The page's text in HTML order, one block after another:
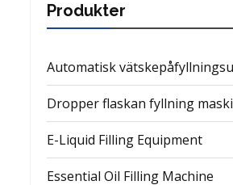
Produkter
Automatisk
Dropper flaskan fyllning
E-Liquid Filling Equipment
Essential Oil Filling Machine